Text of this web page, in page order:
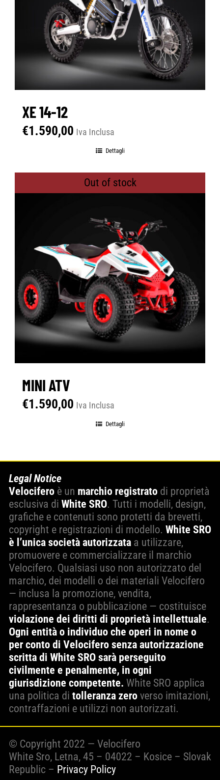
XE 14-12
€1.590,00 Iva Inclusa
Dettagli
Out of stock
MINI ATV
€1.590,00 Iva Inclusa
Dettagli
Legal Notice
Velocifero è un marchio registrato di proprietà
esclusiva di White SRO. Tutti i modelli, design,
grafiche e contenuti sono protetti da brevetti,
copyright e registrazioni di modello. White SRO
è l’unica società autorizzataa utilizzare,
promuovere e commercializzare il marchio
Velocifero. Qualsiasi uso non autorizzato del
marchio, dei modelli o dei materiali Velocifero
— inclusa la promozione, vendita,
rappresentanza o pubblicazione — costituisce
violazione dei diritti di proprietà intellettuale.
Ogni entità o individuo che operi in nome o
per conto di Velocifero senza autorizzazione
scritta di White SRO sarà perseguito
civilmente e penalmente, in ogni
giurisdizione competente. White SRO applica
una politica di tolleranza zero verso imitazioni,
contraffazioni e utilizzi non autorizzati.
© Copyright 2022 — Velocifero
White Sro, Letna, 45 – 04022 – Kosice – Slovak
Republic – Privacy Policy